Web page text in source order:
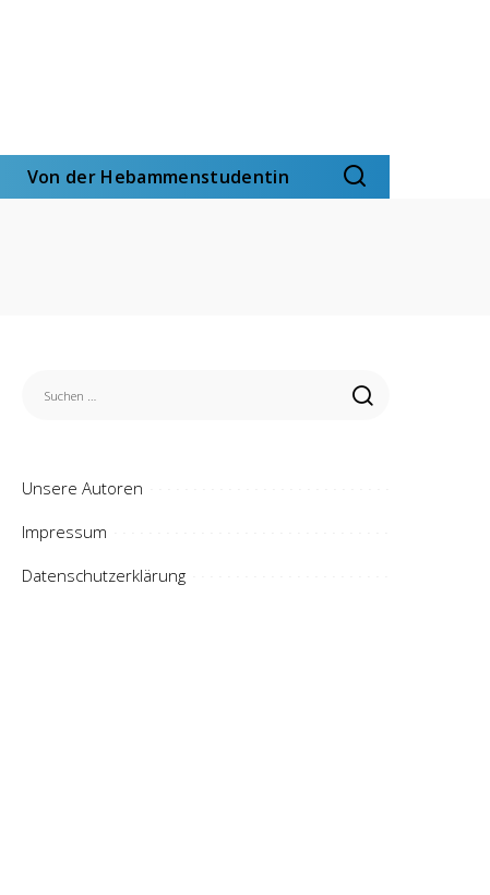
Von der Hebammenstudentin
Unsere Autoren
Impressum
Datenschutzerklärung